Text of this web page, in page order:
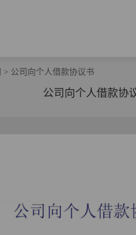
> 公司向个人借款协议书
公司向个人借款协